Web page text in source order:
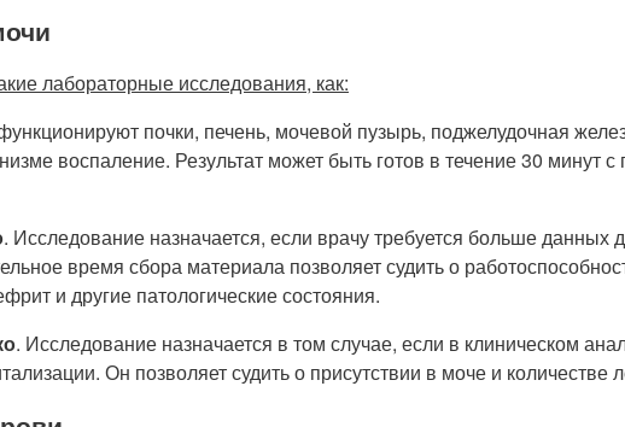
лабораторные исследования, как:
почки, печень, мочевой пузырь, поджелудочная
воспаление. Результат может быть готов в течение 30
. Исследование назначается, если врачу требуется больше
время сбора материала позволяет судить о
и другие патологические состояния.
. Исследование назначается в том случае, если в клиническом
Он позволяет судить о присутствии в моче и количестве